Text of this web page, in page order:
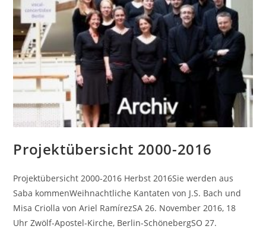
Projektübersicht 2000-2016
Projektübersicht 2000-2016 Herbst 2016Sie werden aus
Saba kommenWeihnachtliche Kantaten von J.S. Bach und
Misa Criolla von Ariel RamírezSA 26. November 2016, 18
Uhr Zwölf-Apostel-Kirche, Berlin-SchönebergSO 27.